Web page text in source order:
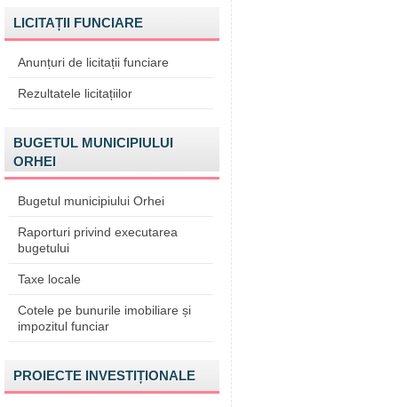
LICITAȚII FUNCIARE
Anunțuri de licitații funciare
Rezultatele licitațiilor
BUGETUL MUNICIPIULUI
ORHEI
Bugetul municipiului Orhei
Raporturi privind executarea
bugetului
Taxe locale
Cotele pe bunurile imobiliare și
impozitul funciar
PROIECTE INVESTIȚIONALE